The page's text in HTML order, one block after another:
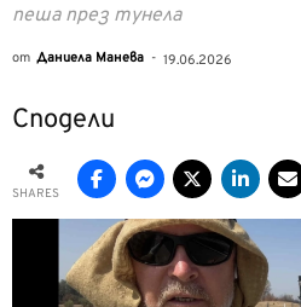
пеша през тунела
от Даниела Манева - 19.06.2026
Сподели
SHARES